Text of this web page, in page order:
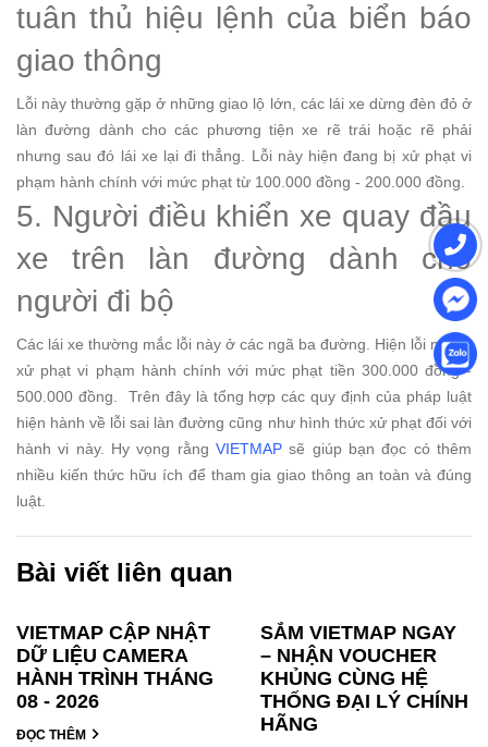
tuân thủ hiệu lệnh của biển báo
giao thông
Lỗi này thường gặp ở những giao lộ lớn, các lái xe dừng đèn đỏ ở
làn đường dành cho các phương tiện xe rẽ trái hoặc rẽ phải
nhưng sau đó lái xe lại đi thẳng. Lỗi này hiện đang bị xử phạt vi
phạm hành chính với mức phạt từ 100.000 đồng - 200.000 đồng.
5. Người điều khiển xe quay đầu
xe trên làn đường dành cho
người đi bộ
Các lái xe thường mắc lỗi này ở các ngã ba đường. Hiện lỗi này bị
xử phạt vi phạm hành chính với mức phạt tiền 300.000 đồng -
500.000 đồng.
Trên đây là tổng hợp các quy định của pháp luật
hiện hành về lỗi sai làn đường cũng như hình thức xử phạt đối với
hành vi này. Hy vọng rằng VIETMAP sẽ giúp bạn đọc có thêm
nhiều kiến thức hữu ích để tham gia giao thông an toàn và đúng
luật.
Bài viết liên quan
VIETMAP CẬP NHẬT
DỮ LIỆU CAMERA
HÀNH TRÌNH THÁNG
08 - 2026
ĐỌC THÊM
SẮM VIETMAP NGAY
– NHẬN VOUCHER
KHỦNG CÙNG HỆ
THỐNG ĐẠI LÝ CHÍNH
HÃNG